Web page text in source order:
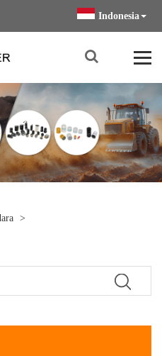
Indonesia
>